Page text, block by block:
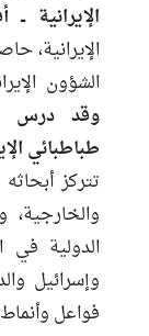
الإيرانية ــ
الإيرانية،
الشؤون
وقد درس
طباطبائي
تتركز
الدولية في
وإسرائيل
فواعل وأنماط